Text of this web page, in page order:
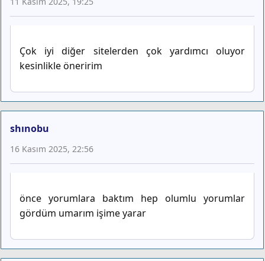
Çok iyi diğer sitelerden çok yardımcı oluyor
kesinlikle öneririm
shınobu
16 Kasım 2025, 22:56
önce yorumlara baktım hep olumlu yorumlar
gördüm umarım işime yarar